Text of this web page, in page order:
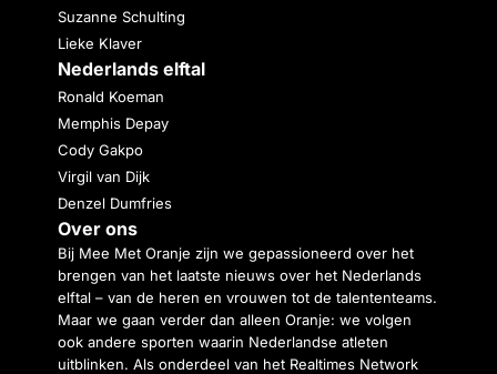
Suzanne Schulting
Lieke Klaver
Nederlands elftal
Ronald Koeman
Memphis Depay
Cody Gakpo
Virgil van Dijk
Denzel Dumfries
Over ons
Bij Mee Met Oranje zijn we gepassioneerd over het
brengen van het laatste nieuws over het Nederlands
elftal – van de heren en vrouwen tot de talententeams.
Maar we gaan verder dan alleen Oranje: we volgen
ook andere sporten waarin Nederlandse atleten
uitblinken. Als onderdeel van het Realtimes Network